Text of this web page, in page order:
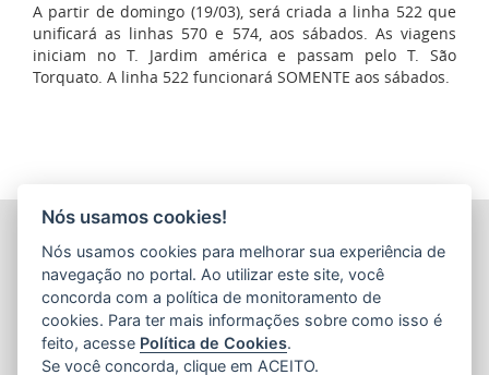
A partir de domingo (19/03), será criada a linha 522 que
unificará as linhas 570 e 574, aos sábados. As viagens
iniciam no T. Jardim américa e passam pelo T. São
Torquato. A linha 522 funcionará SOMENTE aos sábados.
COMPANHIA ESTADUAL DE TRANSPORTES COLETIVOS DE
PASSAGEIROS DO ESTADO DO ESPÍRITO SANTO
(CETURB/ES)
Av. Jerônimo Monteiro, 96 - Ed. Aureliano Hoffmann, 5º, 6º
e 7º Andares - Centro
CEP: 29010-002 - Vitória / ES
Tel.: 27 3232-4500
Nós usamos cookies!
Nós usamos cookies para melhorar sua experiência de
navegação no portal. Ao utilizar este site, você
concorda com a política de monitoramento de
cookies. Para ter mais informações sobre como isso é
feito, acesse Política de Cookies.
Se você concorda, clique em ACEITO.